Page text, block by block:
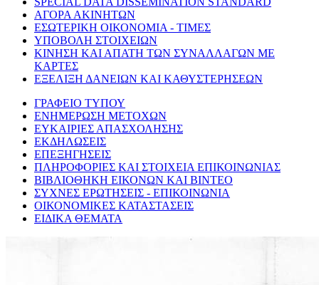
ΑΓΟΡΑ ΑΚΙΝΗΤΩΝ
ΕΣΩΤΕΡΙΚΗ ΟΙΚΟΝΟΜΙΑ - ΤΙΜΕΣ
ΥΠΟΒΟΛΗ ΣΤΟΙΧΕΙΩΝ
ΚΙΝΗΣΗ ΚΑΙ ΑΠΑΤΗ ΤΩΝ ΣΥΝΑΛΛΑΓΩΝ ΜΕ
ΚΑΡΤΕΣ
ΕΞΕΛΙΞΗ ΔΑΝΕΙΩΝ ΚΑΙ ΚΑΘΥΣΤΕΡΗΣΕΩΝ
ΓΡΑΦΕΙΟ ΤΥΠΟΥ
ΕΝΗΜΕΡΩΣΗ ΜΕΤΟΧΩΝ
ΕΥΚΑΙΡΙΕΣ ΑΠΑΣΧΟΛΗΣΗΣ
ΕΚΔΗΛΩΣΕΙΣ
ΕΠΕΞΗΓΗΣΕΙΣ
ΠΛΗΡΟΦΟΡΙΕΣ ΚΑΙ ΣΤΟΙΧΕΙΑ ΕΠΙΚΟΙΝΩΝΙΑΣ
ΒΙΒΛΙΟΘΗΚΗ ΕΙΚΟΝΩΝ ΚΑΙ ΒΙΝΤΕΟ
ΣΥΧΝΕΣ ΕΡΩΤΗΣΕΙΣ - ΕΠΙΚΟΙΝΩΝΙΑ
ΟΙΚΟΝΟΜΙΚΕΣ ΚΑΤΑΣΤΑΣΕΙΣ
ΕΙΔΙΚΑ ΘΕΜΑΤΑ